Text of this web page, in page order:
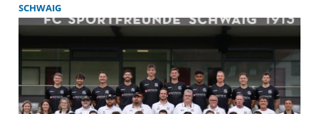
SCHWAIG